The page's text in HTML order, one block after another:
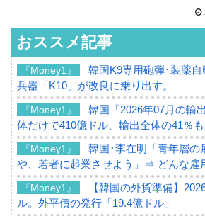
おススメ記事
『Money1』
韓国K9専用砲弾･装薬
兵器「K10」が改良に乗り出す。
『Money1』
韓国「2026年07月の輸
体だけで410億ドル、輸出全体の41％
『Money1』
韓国･李在明「青年層の
や、若者に起業させよう」⇒ どんな雇
『Money1』
【韓国の外貨準備】
ル。外平債の発行「19.4億ドル」